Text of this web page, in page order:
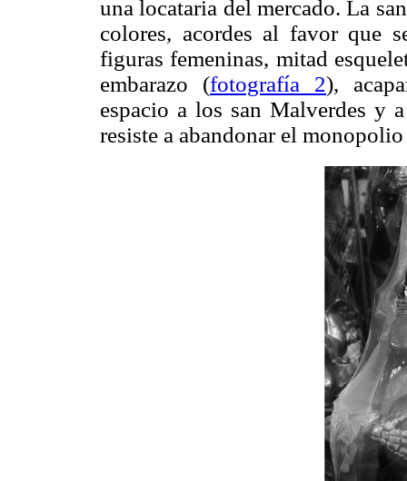
una locataria del mercado. La
colores, acordes al favor que
figuras femeninas, mitad
embarazo (fotografía 2),
espacio a los san Malverdes y
resiste a abandonar el